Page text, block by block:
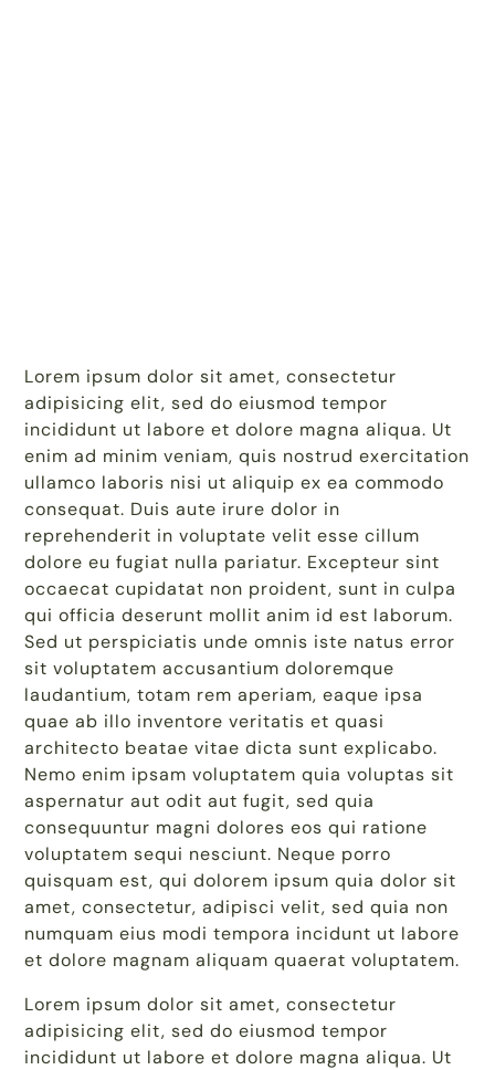
Lorem ipsum dolor sit amet, consectetur
adipisicing elit, sed do eiusmod tempor
incididunt ut labore et dolore magna aliqua. Ut
enim ad minim veniam, quis nostrud exercitation
ullamco laboris nisi ut aliquip ex ea commodo
consequat. Duis aute irure dolor in
reprehenderit in voluptate velit esse cillum
dolore eu fugiat nulla pariatur. Excepteur sint
occaecat cupidatat non proident, sunt in culpa
qui officia deserunt mollit anim id est laborum.
Sed ut perspiciatis unde omnis iste natus error
sit voluptatem accusantium doloremque
laudantium, totam rem aperiam, eaque ipsa
quae ab illo inventore veritatis et quasi
architecto beatae vitae dicta sunt explicabo.
Nemo enim ipsam voluptatem quia voluptas sit
aspernatur aut odit aut fugit, sed quia
consequuntur magni dolores eos qui ratione
voluptatem sequi nesciunt. Neque porro
quisquam est, qui dolorem ipsum quia dolor sit
amet, consectetur, adipisci velit, sed quia non
numquam eius modi tempora incidunt ut labore
et dolore magnam aliquam quaerat voluptatem.
Lorem ipsum dolor sit amet, consectetur
adipisicing elit, sed do eiusmod tempor
incididunt ut labore et dolore magna aliqua. Ut